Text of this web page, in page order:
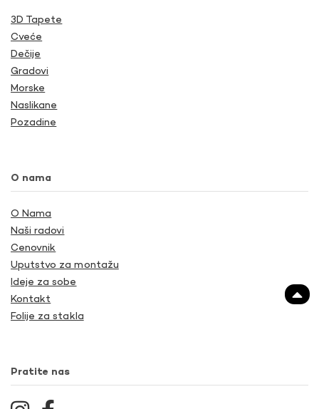
3D Tapete
Cveće
Dečije
Gradovi
Morske
Naslikane
Pozadine
O nama
O Nama
Naši radovi
Cenovnik
Uputstvo za montažu
Ideje za sobe
Kontakt
Folije za stakla
Pratite nas